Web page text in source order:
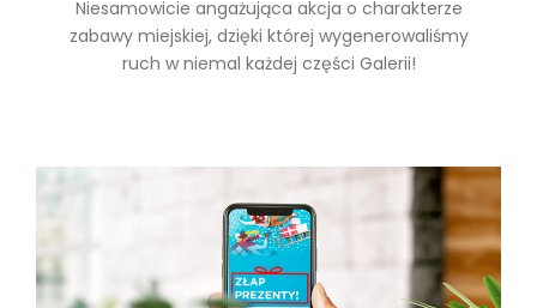
Niesamowicie angażująca akcja o charakterze
zabawy miejskiej, dzięki której wygenerowaliśmy
ruch w niemal każdej części Galerii!